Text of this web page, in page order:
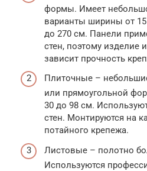
формы. Имеет
варианты ширины от
до 270 см. Панели
стен, поэтому изделие
зависит прочность
Плиточные –
или прямоугольной
30 до 98 см.
стен. Монтируются на
потайного крепежа.
Листовые – полотно
Используются